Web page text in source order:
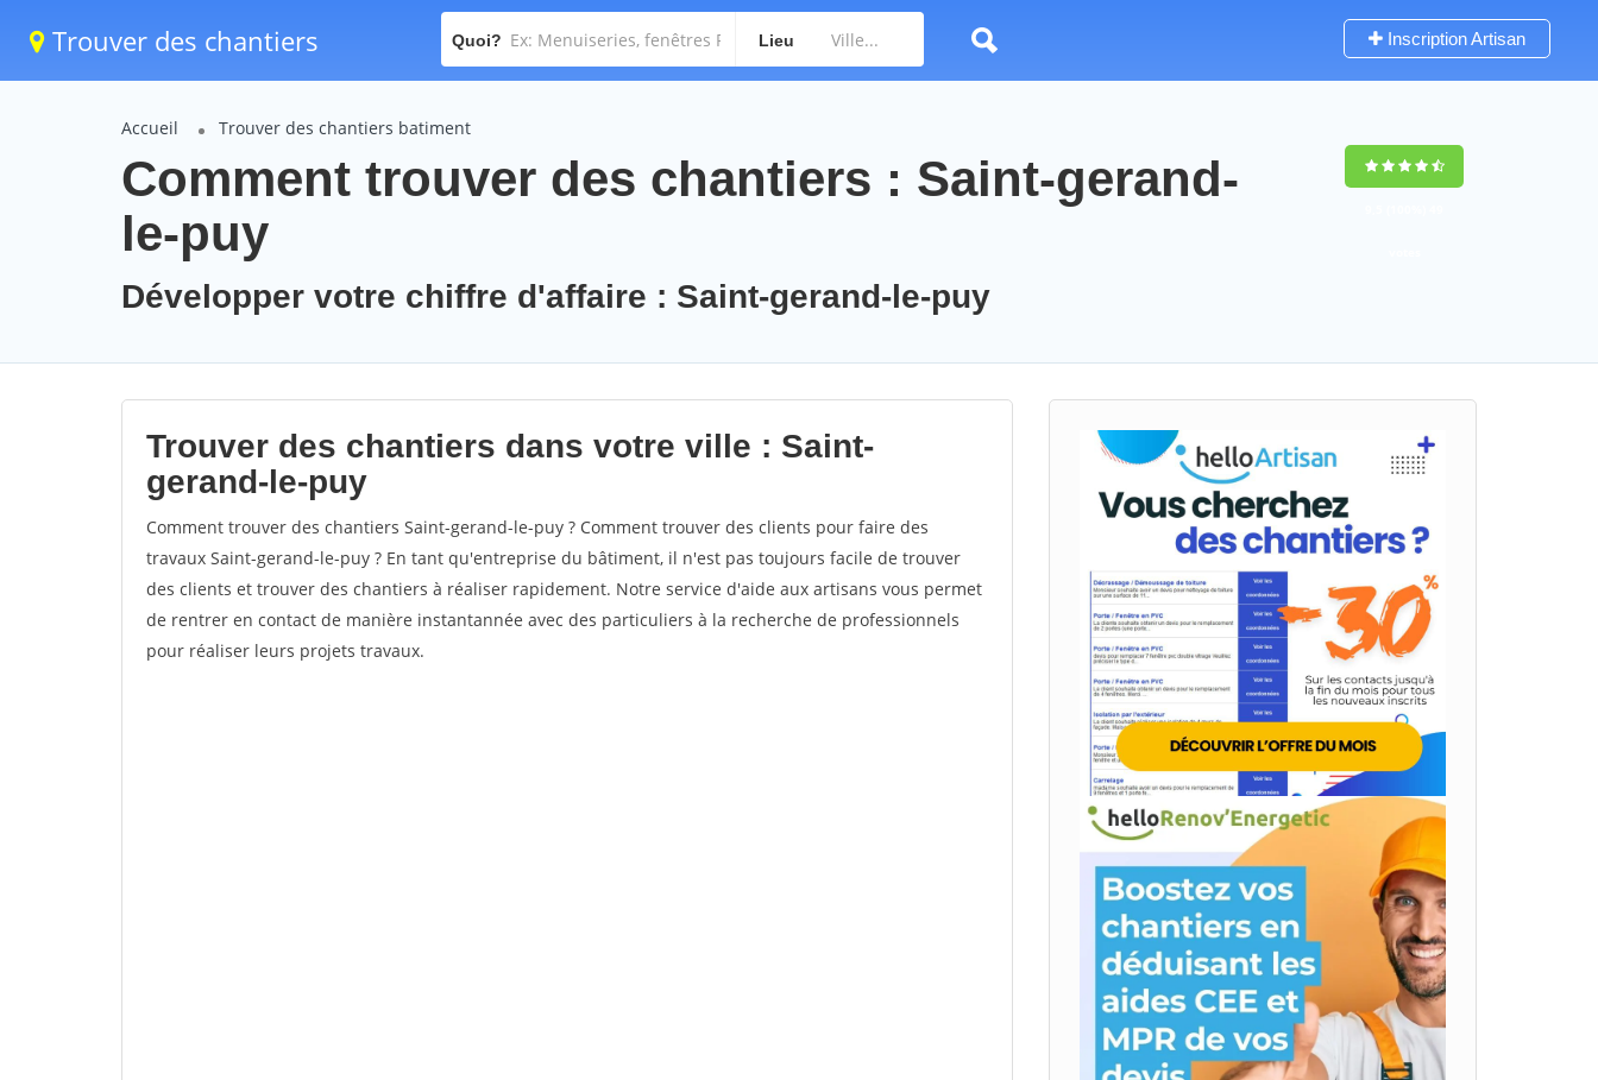
Trouver des chantiers Quoi? Lieu Inscription Artisan
Accueil Trouver des chantiers batiment
Comment trouver des chantiers : Saint-gerand-
le-puy
Développer votre chiffre d'affaire : Saint-gerand-le-puy
Trouver des chantiers dans votre ville : Saint-
gerand-le-puy
Comment trouver des chantiers Saint-gerand-le-puy ? Comment trouver des clients pour faire des
travaux Saint-gerand-le-puy ? En tant qu'entreprise du bâtiment, il n'est pas toujours facile de trouver
des clients et trouver des chantiers à réaliser rapidement. Notre service d'aide aux artisans vous permet
de rentrer en contact de manière instantannée avec des particuliers à la recherche de professionnels
pour réaliser leurs projets travaux.